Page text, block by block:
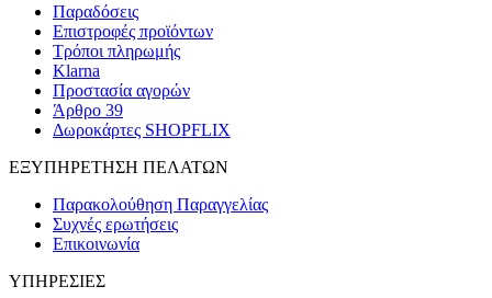
Παραδόσεις
Επιστροφές προϊόντων
Τρόποι πληρωμής
Klarna
Προστασία αγορών
Άρθρο 39
Δωροκάρτες SHOPFLIX
ΕΞΥΠΗΡΕΤΗΣΗ ΠΕΛΑΤΩΝ
Παρακολούθηση Παραγγελίας
Συχνές ερωτήσεις
Επικοινωνία
ΥΠΗΡΕΣΙΕΣ